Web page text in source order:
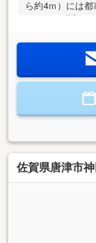
ら約4ｍ）には
を行う場合は、
は2階以下地階
佐賀県唐津市